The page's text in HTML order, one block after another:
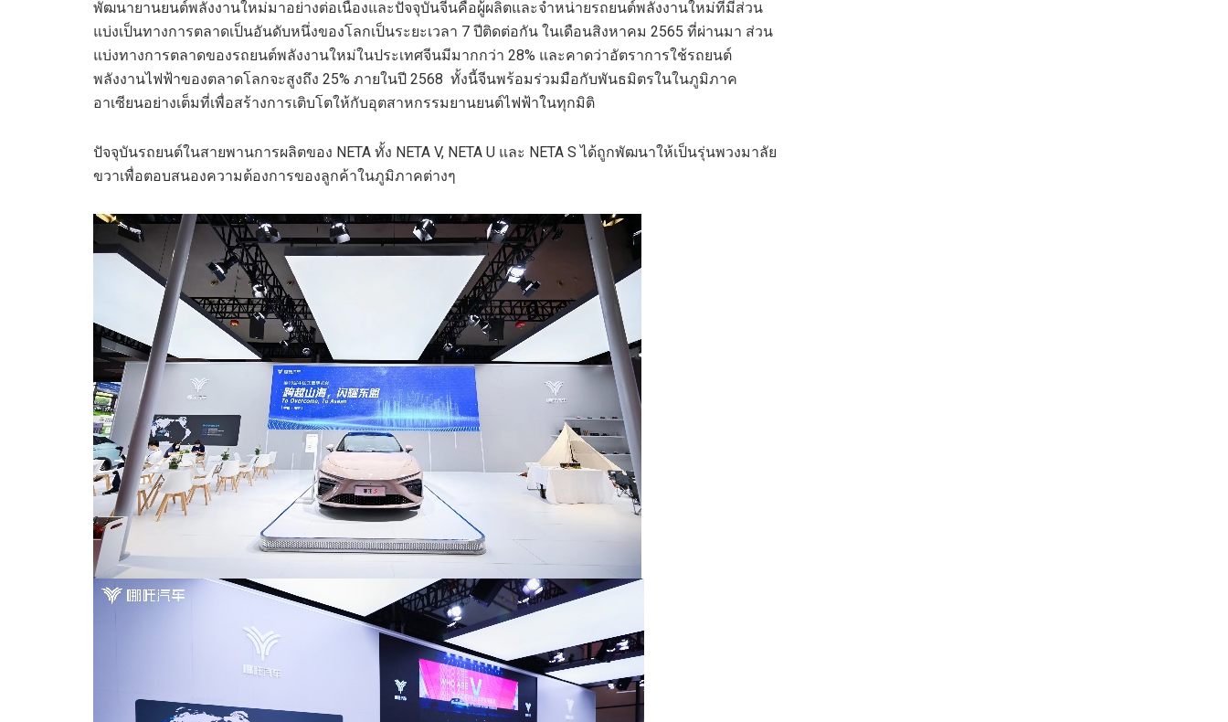
พัฒนายานยนต์พลังงานใหม่มาอย่างต่อเนื่องและปัจจุบันจีนคือผู้ผลิตและจำหน่ายรถยนต์พลังงานใหม่ที่มีส่วน
แบ่งเป็นทางการตลาดเป็นอันดับหนึ่งของโลกเป็นระยะเวลา 7 ปีติดต่อกัน ในเดือนสิงหาคม 2565 ที่ผ่านมา ส่วน
แบ่งทางการตลาดของรถยนต์พลังงานใหม่ในประเทศจีนมีมากกว่า 28% และคาดว่าอัตราการใช้รถยนต์
พลังงานไฟฟ้าของตลาดโลกจะสูงถึง 25% ภายในปี 2568 ทั้งนี้จีนพร้อมร่วมมือกับพันธมิตรในในภูมิภาค
อาเซียนอย่างเต็มที่เพื่อสร้างการเติบโตให้กับอุตสาหกรรมยานยนต์ไฟฟ้าในทุกมิติ
ปัจจุบันรถยนต์ในสายพานการผลิตของ NETA ทั้ง NETA V, NETA U และ NETA S ได้ถูกพัฒนาให้เป็นรุ่นพวงมาลัย
ขวาเพื่อตอบสนองความต้องการของลูกค้าในภูมิภาคต่างๆ